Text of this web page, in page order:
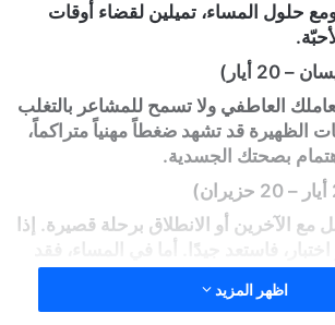
ومع حلول المساء، تميلين لقضاء أوقات
العاطفي ولا تسمح للمشاعر بالتغلب
الظهيرة قد تشهد ضغطاً مهنياً متراكماً،
بصحتك الجسدية.
الآخرين أو الانطلاق برحلة قصيرة. إذا
فاستعد جيدًا. أما في المساء، فقد
شبكة علاقاتك الاجتماعية.
اظهر المزيد